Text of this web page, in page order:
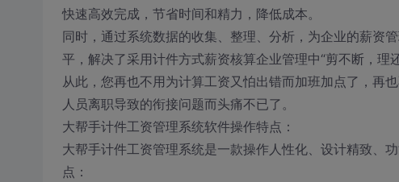
快速高效完成，节省时间和精力，降低成本。
同时，通过系统数据的收集、整理、分析，为企业的薪资
平，解决了采用计件方式薪资核算企业管理中“剪不断，理
从此，您再也不用为计算工资又怕出错而加班加点了，再
人员离职导致的衔接问题而头痛不已了。
大帮手计件工资管理系统软件操作特点：
大帮手计件工资管理系统是一款操作人性化、设计精致、
点：